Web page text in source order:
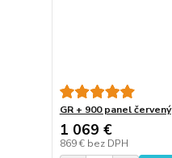
GR + 900 panel červený
1 069 €
869 € bez DPH